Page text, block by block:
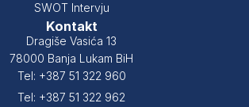
SWOT Intervju
Kontakt
Dragiše Vasića 13
78000 Banja Lukam BiH
Tel: +387 51 322 960
Tel: +387 51 322 962